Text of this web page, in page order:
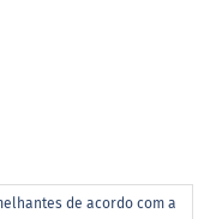
de acordo com a